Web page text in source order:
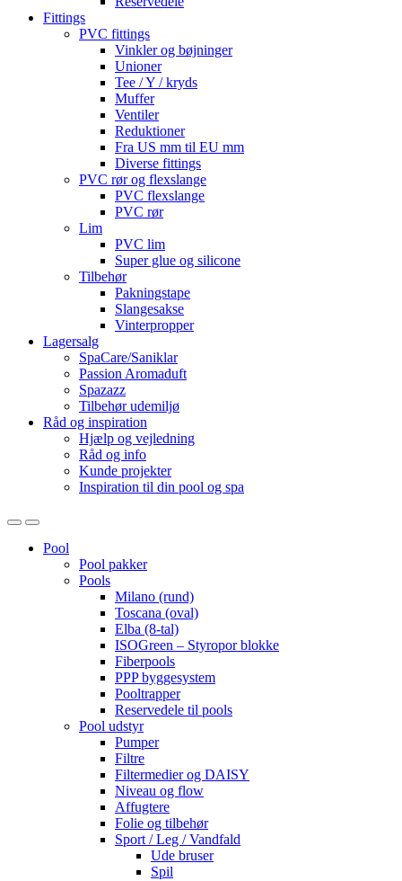
Fittings
PVC fittings
Vinkler og bøjninger
Unioner
Tee / Y / kryds
Muffer
Ventiler
Reduktioner
Fra US mm til EU mm
Diverse fittings
PVC rør og flexslange
PVC flexslange
PVC rør
Lim
PVC lim
Super glue og silicone
Tilbehør
Pakningstape
Slangesakse
Vinterpropper
Lagersalg
SpaCare/Saniklar
Passion Aromaduft
Spazazz
Tilbehør udemiljø
Råd og inspiration
Hjælp og vejledning
Råd og info
Kunde projekter
Inspiration til din pool og spa
OpenClose
Pool
Pool pakker
Pools
Milano (rund)
Toscana (oval)
Elba (8-tal)
ISOGreen – Styropor blokke
Fiberpools
PPP byggesystem
Pooltrapper
Reservedele til pools
Pool udstyr
Pumper
Filtre
Filtermedier og DAISY
Niveau og flow
Affugtere
Folie og tilbehør
Sport / Leg / Vandfald
Ude bruser
Spil